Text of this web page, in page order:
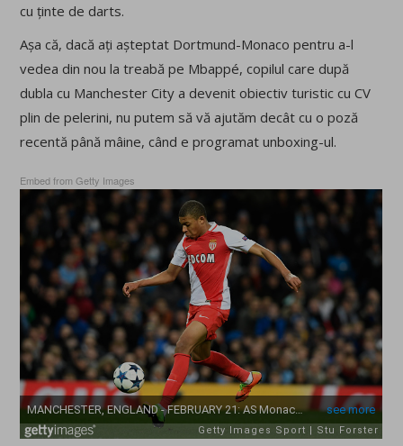
cu ținte de darts.
Așa că, dacă ați așteptat Dortmund-Monaco pentru a-l
vedea din nou la treabă pe Mbappé, copilul care după
dubla cu Manchester City a devenit obiectiv turistic cu CV
plin de pelerini, nu putem să vă ajutăm decât cu o poză
recentă până mâine, când e programat unboxing-ul.
Embed from Getty Images